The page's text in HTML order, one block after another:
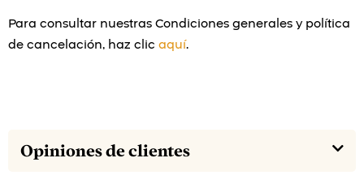
Para consultar nuestras Condiciones generales y política
de cancelación, haz clic aquí.
Opiniones de clientes